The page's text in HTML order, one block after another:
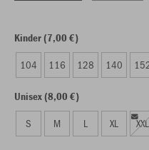
Kinder (7,00 €)
104 116 128 140
Unisex (8,00 €)
S M L XL XXL